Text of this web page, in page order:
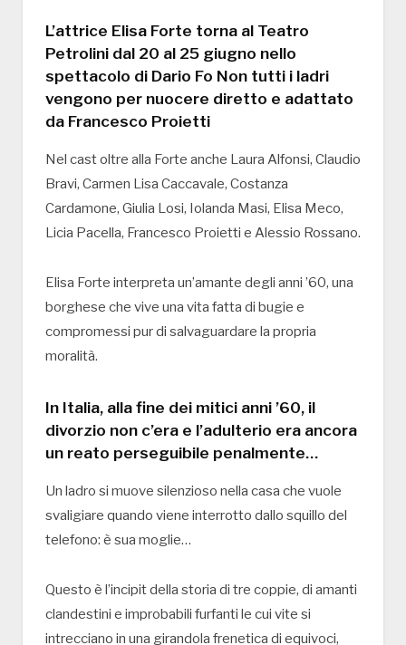
L’attrice Elisa Forte torna al Teatro
Petrolini dal 20 al 25 giugno nello
spettacolo di Dario Fo Non tutti i ladri
vengono per nuocere diretto e adattato
da Francesco Proietti
Nel cast oltre alla Forte anche Laura Alfonsi, Claudio
Bravi, Carmen Lisa Caccavale, Costanza
Cardamone, Giulia Losi, Iolanda Masi, Elisa Meco,
Licia Pacella, Francesco Proietti e Alessio Rossano.
Elisa Forte interpreta un’amante degli anni ’60, una
borghese che vive una vita fatta di bugie e
compromessi pur di salvaguardare la propria
moralità.
In Italia, alla fine dei mitici anni ’60, il
divorzio non c’era e l’adulterio era ancora
un reato perseguibile penalmente…
Un ladro si muove silenzioso nella casa che vuole
svaligiare quando viene interrotto dallo squillo del
telefono: è sua moglie…
Questo è l’incipit della storia di tre coppie, di amanti
clandestini e improbabili furfanti le cui vite si
intrecciano in una girandola frenetica di equivoci,